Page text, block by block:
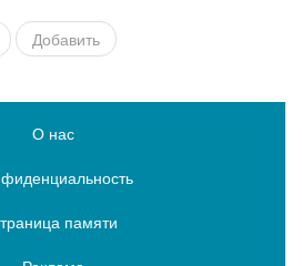
Добавить
О нас
памяти